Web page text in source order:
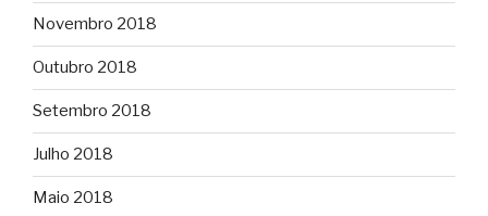
Novembro 2018
Outubro 2018
Setembro 2018
Julho 2018
Maio 2018